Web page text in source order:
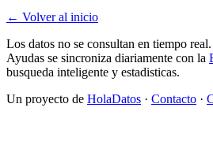
← Volver al inicio
Los datos no se consultan en tiempo
Ayudas se sincroniza diariamente con la
busqueda inteligente y estadisticas.
Un proyecto de HolaDatos · Contacto ·